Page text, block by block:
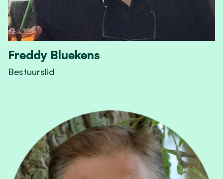
Freddy Bluekens
Bestuurslid